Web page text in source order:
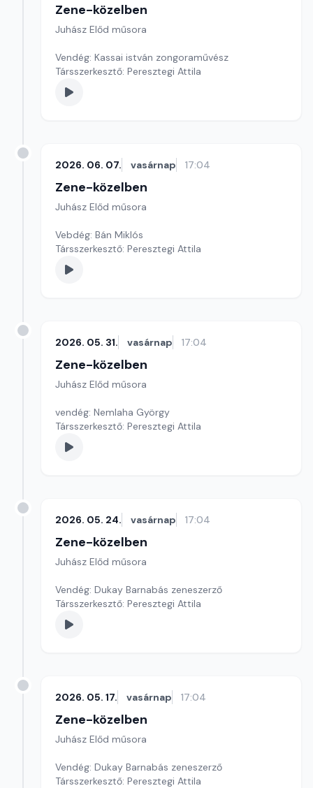
Zene-közelben
Juhász Előd műsora
Vendég: Kassai istván zongoraművész
Társszerkesztő: Peresztegi Attila
2026. 06. 07. vasárnap 17:04
Zene-közelben
Juhász Előd műsora
Vebdég: Bán Miklós
Társszerkesztő: Peresztegi Attila
2026. 05. 31. vasárnap 17:04
Zene-közelben
Juhász Előd műsora
vendég: Nemlaha György
Társszerkesztő: Peresztegi Attila
2026. 05. 24. vasárnap 17:04
Zene-közelben
Juhász Előd műsora
Vendég: Dukay Barnabás zeneszerző
Társszerkesztő: Peresztegi Attila
2026. 05. 17. vasárnap 17:04
Zene-közelben
Juhász Előd műsora
Vendég: Dukay Barnabás zeneszerző
Társszerkesztő: Peresztegi Attila